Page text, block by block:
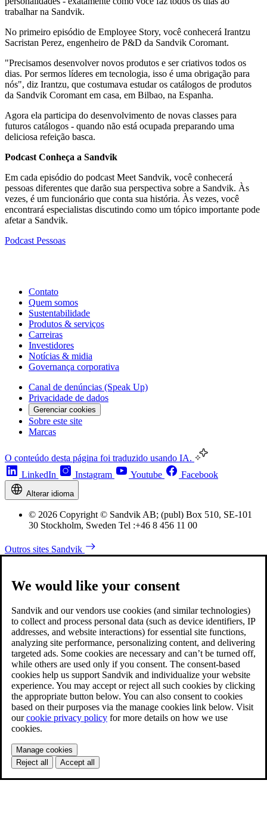
trabalhar na Sandvik.
No primeiro episódio de Employee Story, você conhecerá Irantzu
Sacristan Perez, engenheiro de P&D da Sandvik Coromant.
"Precisamos desenvolver novos produtos e ser criativos todos os
dias. Por sermos líderes em tecnologia, isso é uma obrigação para
nós", diz Irantzu, que costumava estudar os catálogos de produtos
da Sandvik Coromant em casa, em Bilbao, na Espanha.
Agora ela participa do desenvolvimento de novas classes para
futuros catálogos - quando não está ocupada preparando uma
deliciosa refeição basca.
Podcast Conheça a Sandvik
Em cada episódio do podcast Meet Sandvik, você conhecerá
pessoas diferentes que darão sua perspectiva sobre a Sandvik. Às
vezes, é um funcionário que conta sua história. Às vezes, você
encontrará especialistas discutindo como um tópico importante pode
afetar a Sandvik.
Podcast Pessoas
Contato
Quem somos
Sustentabilidade
Produtos & serviços
Carreiras
Investidores
Notícias & midia
Governança corporativa
Canal de denúncias (Speak Up)
Privacidade de dados
Gerenciar cookies
Sobre este site
Marcas
O conteúdo desta página foi traduzido usando IA.
LinkedIn
Instagram Youtube Facebook
Alterar idioma
© 2026 Copyright © Sandvik AB; (publ) Box 510, SE-101
30 Stockholm, Sweden Tel :+46 8 456 11 00
Outros sites Sandvik
We would like your consent
Sandvik and our vendors use cookies (and similar technologies)
to collect and process personal data (such as device identifiers, IP
addresses, and website interactions) for essential site functions,
analyzing site performance, personalizing content, and delivering
targeted ads. Some cookies are necessary and can’t be turned off,
while others are used only if you consent. The consent-based
cookies help us support Sandvik and individualize your website
experience. You may accept or reject all such cookies by clicking
the appropriate button below. You can also consent to cookies
based on their purposes via the manage cookies link below. Visit
ourcookie privacy policy for more details on how we use
cookies.
Manage cookies
Reject all
Accept all